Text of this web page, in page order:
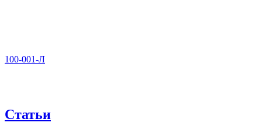
100-001-Л
Статьи